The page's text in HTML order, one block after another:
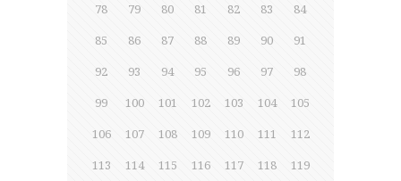
78
79 80 81 82 83
84
85
86 87 88 89 90
91
92
93 94 95 96 97
98
99
100 101 102 103 104
105
106
107 108 109 110 111
112
113
114 115 116 117 118
119